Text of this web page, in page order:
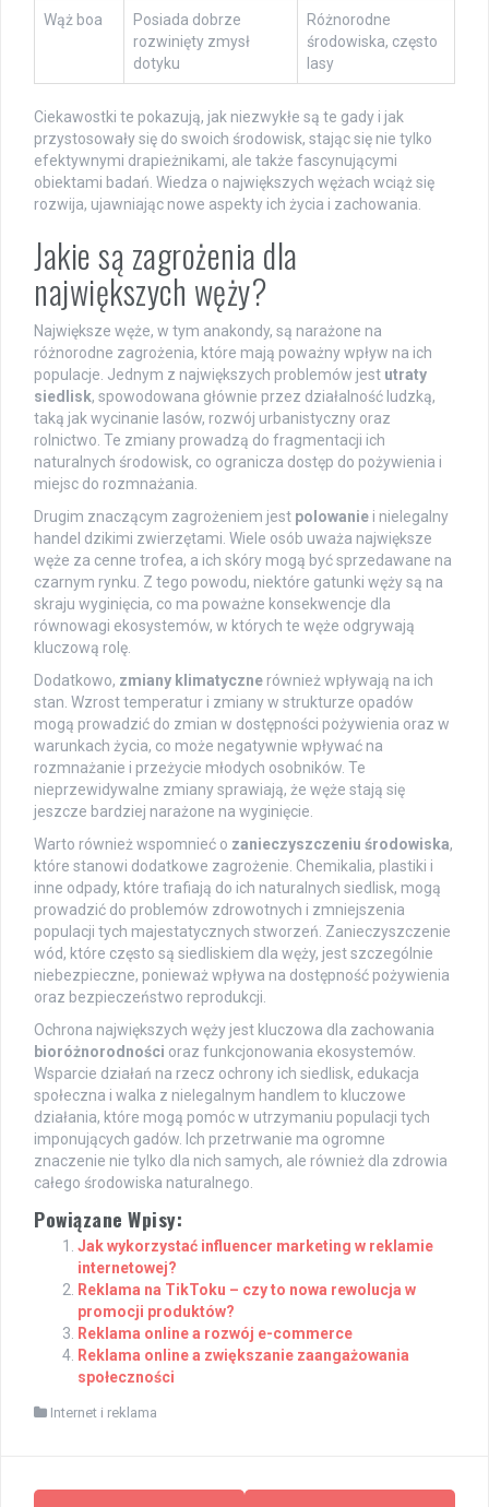
Wąż boa
Posiada dobrze
rozwinięty zmysł
dotyku
Różnorodne
środowiska, często
lasy
Ciekawostki te pokazują, jak niezwykłe są te gady i jak
przystosowały się do swoich środowisk, stając się nie tylko
efektywnymi drapieżnikami, ale także fascynującymi
obiektami badań. Wiedza o największych wężach wciąż się
rozwija, ujawniając nowe aspekty ich życia i zachowania.
Jakie są zagrożenia dla
największych węży?
Największe węże, w tym anakondy, są narażone na
różnorodne zagrożenia, które mają poważny wpływ na ich
populacje. Jednym z największych problemów jest utraty
siedlisk, spowodowana głównie przez działalność ludzką,
taką jak wycinanie lasów, rozwój urbanistyczny oraz
rolnictwo. Te zmiany prowadzą do fragmentacji ich
naturalnych środowisk, co ogranicza dostęp do pożywienia i
miejsc do rozmnażania.
Drugim znaczącym zagrożeniem jest polowanie i nielegalny
handel dzikimi zwierzętami. Wiele osób uważa największe
węże za cenne trofea, a ich skóry mogą być sprzedawane na
czarnym rynku. Z tego powodu, niektóre gatunki węży są na
skraju wyginięcia, co ma poważne konsekwencje dla
równowagi ekosystemów, w których te węże odgrywają
kluczową rolę.
Dodatkowo, zmiany klimatyczne również wpływają na ich
stan. Wzrost temperatur i zmiany w strukturze opadów
mogą prowadzić do zmian w dostępności pożywienia oraz w
warunkach życia, co może negatywnie wpływać na
rozmnażanie i przeżycie młodych osobników. Te
nieprzewidywalne zmiany sprawiają, że węże stają się
jeszcze bardziej narażone na wyginięcie.
Warto również wspomnieć o zanieczyszczeniu środowiska,
które stanowi dodatkowe zagrożenie. Chemikalia, plastiki i
inne odpady, które trafiają do ich naturalnych siedlisk, mogą
prowadzić do problemów zdrowotnych i zmniejszenia
populacji tych majestatycznych stworzeń. Zanieczyszczenie
wód, które często są siedliskiem dla węży, jest szczególnie
niebezpieczne, ponieważ wpływa na dostępność pożywienia
oraz bezpieczeństwo reprodukcji.
Ochrona największych węży jest kluczowa dla zachowania
bioróżnorodności oraz funkcjonowania ekosystemów.
Wsparcie działań na rzecz ochrony ich siedlisk, edukacja
społeczna i walka z nielegalnym handlem to kluczowe
działania, które mogą pomóc w utrzymaniu populacji tych
imponujących gadów. Ich przetrwanie ma ogromne
znaczenie nie tylko dla nich samych, ale również dla zdrowia
całego środowiska naturalnego.
Powiązane Wpisy:
Jak wykorzystać influencer marketing w reklamie
internetowej?
Reklama na TikToku – czy to nowa rewolucja w
promocji produktów?
Reklama online a rozwój e-commerce
Reklama online a zwiększanie zaangażowania
społeczności
Internet i reklama